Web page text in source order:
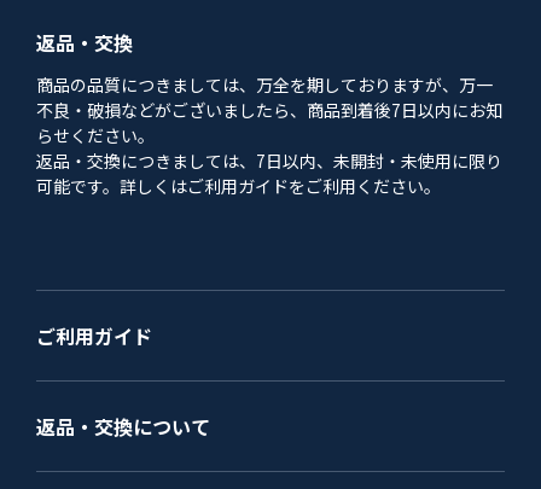
返品・交換
商品の品質につきましては、万全を期しておりますが、万一
不良・破損などがございましたら、商品到着後7日以内にお知
らせください。
返品・交換につきましては、7日以内、未開封・未使用に限り
可能です。詳しくはご利用ガイドをご利用ください。
ご利用ガイド
返品・交換について